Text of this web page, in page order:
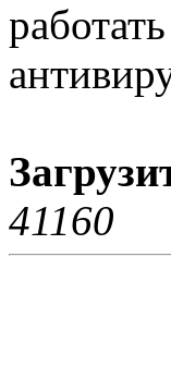
41160